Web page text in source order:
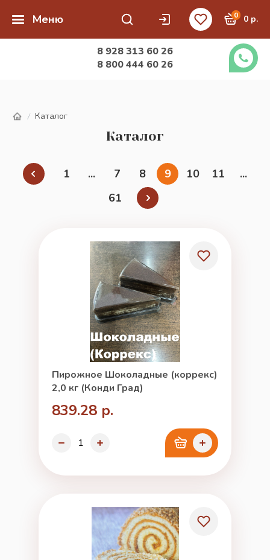
Меню 0 0 р.
8 928 313 60 26
8 800 444 60 26
/ Каталог
Каталог
1 ... 7 8 9 10 11
...
61
Пирожное Шоколадные (коррекс)
2,0 кг (Конди Град)
839.28 р.